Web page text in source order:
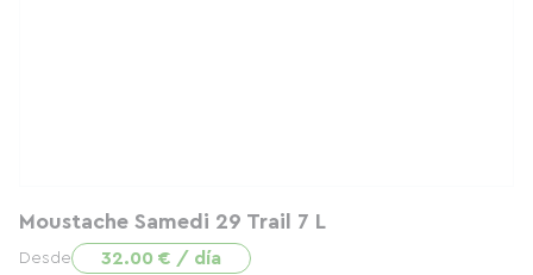
Moustache Samedi 29 Trail 7 L
Desde 32.00 € / día